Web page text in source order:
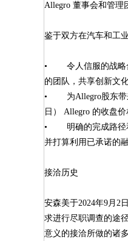
Allegro 董事会和管理
鉴于双方在汽车和工
• 令人信服的战略合
的团队，共享创新文
• 为Allegro股东带来
日） Allegro 的收盘价
• 明确的完成路径和
并打算利用已承诺的
接洽历史
安森美于2024年9月2
求进行尽职调查的途
意义的接洽所做的诸多